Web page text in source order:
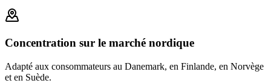
Concentration sur le marché nordique
Adapté aux consommateurs au Danemark, en Finlande, en Norvège
et en Suède.